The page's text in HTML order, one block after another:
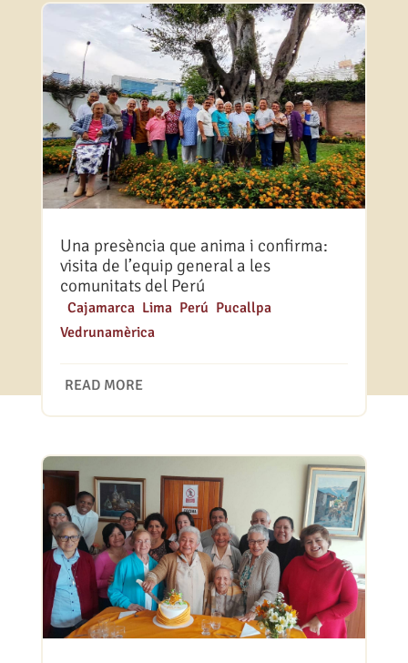
Una presència que anima i confirma:
visita de l’equip general a les
comunitats del Perú
Cajamarca, Lima, Perú Pucallpa,
Vedrunamèrica
READ MORE